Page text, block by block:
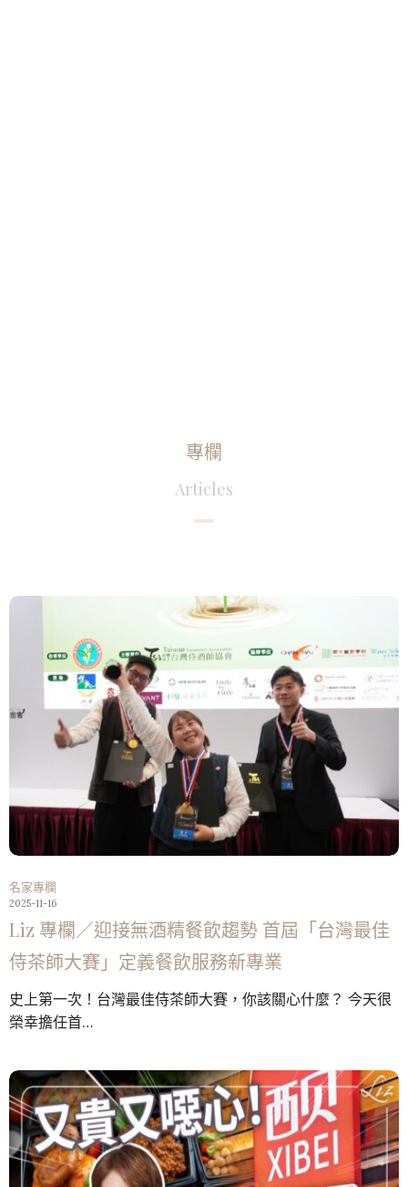
專欄
Articles
名家專欄
2025-11-16
Liz 專欄／迎接無酒精餐飲趨勢 首屆「台灣最佳
侍茶師大賽」定義餐飲服務新專業
史上第一次！台灣最佳侍茶師大賽，你該關心什麼？ 今天很
榮幸擔任首…